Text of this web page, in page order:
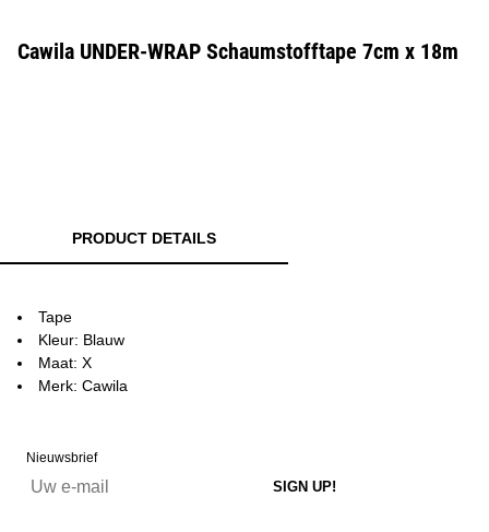
Cawila UNDER-WRAP Schaumstofftape 7cm x 18m
PRODUCT DETAILS
Tape
Kleur: Blauw
Maat: X
Merk: Cawila
Nieuwsbrief